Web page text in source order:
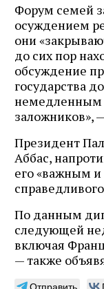
Форум семей
осуждением
они
до сих пор
обсуждение
государства
немедленным
заложников»,
Президент
Аббас,
его «важным
По данным
следующей
включая
— также
Отправить